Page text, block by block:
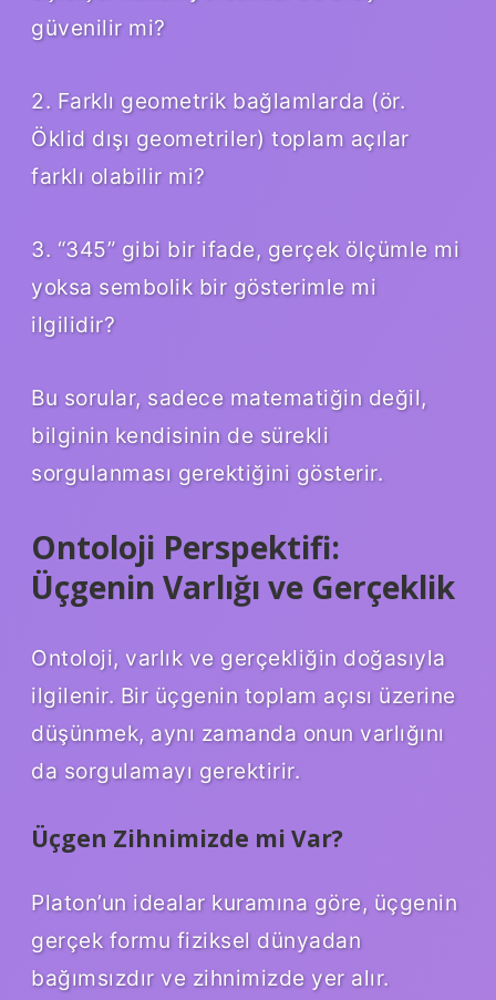
güvenilir mi?
2. Farklı geometrik bağlamlarda (ör.
Öklid dışı geometriler) toplam açılar
farklı olabilir mi?
3. “345” gibi bir ifade, gerçek ölçümle mi
yoksa sembolik bir gösterimle mi
ilgilidir?
Bu sorular, sadece matematiğin değil,
bilginin kendisinin de sürekli
sorgulanması gerektiğini gösterir.
Ontoloji Perspektifi:
Üçgenin Varlığı ve Gerçeklik
Ontoloji, varlık ve gerçekliğin doğasıyla
ilgilenir. Bir üçgenin toplam açısı üzerine
düşünmek, aynı zamanda onun varlığını
da sorgulamayı gerektirir.
Üçgen Zihnimizde mi Var?
Platon’un idealar kuramına göre, üçgenin
gerçek formu fiziksel dünyadan
bağımsızdır ve zihnimizde yer alır.